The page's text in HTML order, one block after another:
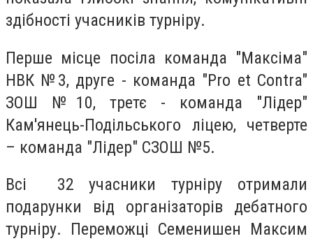
здібності учасників турніру.
Перше місце посіла команда "Максіма"
НВК №3, друге - команда "Pro et Сontra"
ЗОШ №10, третє - команда "Лідер"
Кам'янець-Подільського ліцею, четверте
– команда "Лідер" СЗОШ №5.
Всі 32 учасники турніру отримали
подарунки від організаторів дебатного
турніру. Переможці Семенишен Максим